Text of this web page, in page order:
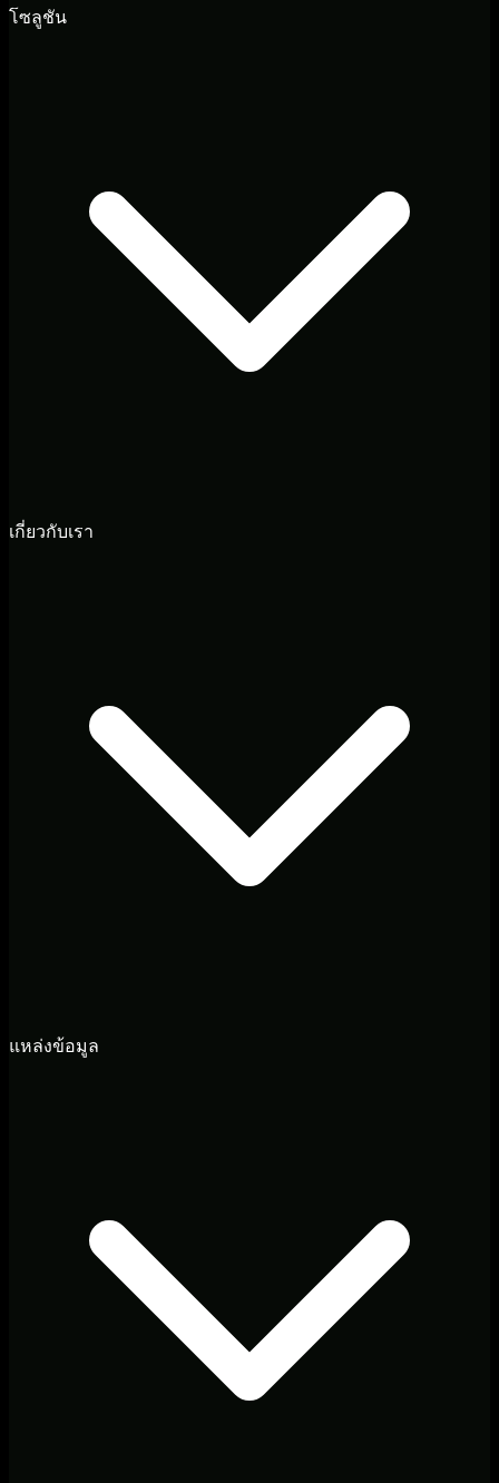
โซลูชัน
เกี่ยวกับเรา
แหล่งข้อมูล